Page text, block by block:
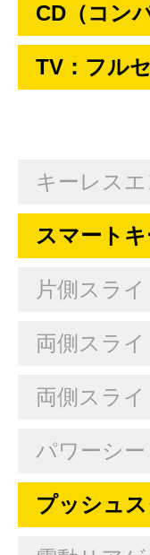
CD（コン
TV：フル
キーレスエ
スマートキ
片側スラ
両側スラ
両側スラ
パワーシー
プッシュ